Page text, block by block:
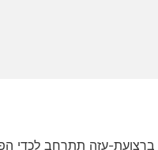
ברצועת-עזה תתרחב לכדי